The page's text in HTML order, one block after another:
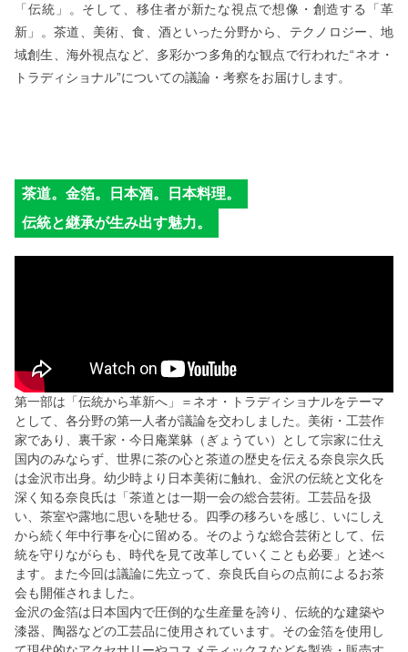
「伝統」。そして、移住者が新たな視点で想像・創造する「革
新」。茶道、美術、食、酒といった分野から、テクノロジー、地
域創生、海外視点など、多彩かつ多角的な観点で行われた“ネオ・
トラディショナル”についての議論・考察をお届けします。
茶道。金箔。日本酒。日本料理。
伝統と継承が生み出す魅力。
第一部は「伝統から革新へ」＝ネオ・トラディショナルをテーマ
として、各分野の第一人者が議論を交わしました。美術・工芸作
家であり、裏千家・今日庵業躰（ぎょうてい）として宗家に仕え
国内のみならず、世界に茶の心と茶道の歴史を伝える奈良宗久氏
は金沢市出身。幼少時より日本美術に触れ、金沢の伝統と文化を
深く知る奈良氏は「茶道とは一期一会の総合芸術。工芸品を扱
い、茶室や露地に思いを馳せる。四季の移ろいを感じ、いにしえ
から続く年中行事を心に留める。そのような総合芸術として、伝
統を守りながらも、時代を見て改革していくことも必要」と述べ
ます。また今回は議論に先立って、奈良氏自らの点前によるお茶
会も開催されました。
金沢の金箔は日本国内で圧倒的な生産量を誇り、伝統的な建築や
漆器、陶器などの工芸品に使用されています。その金箔を使用し